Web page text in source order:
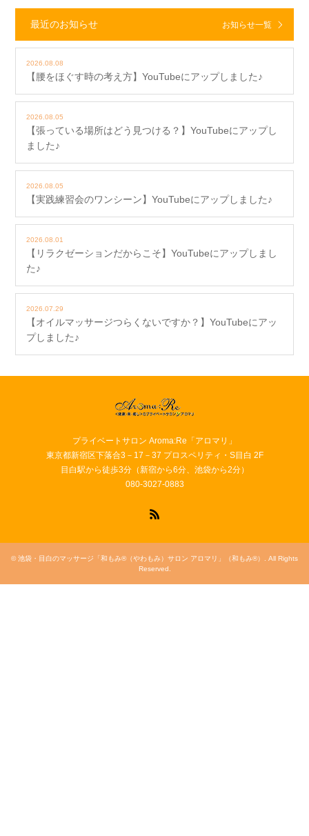
最近のお知らせ お知らせ一覧
2026.08.08
【腰をほぐす時の考え方】YouTubeにアップしました♪
2026.08.05
【張っている場所はどう見つける？】YouTubeにアップし
ました♪
2026.08.05
【実践練習会のワンシーン】YouTubeにアップしました♪
2026.08.01
【リラクゼーションだからこそ】YouTubeにアップしまし
た♪
2026.07.29
【オイルマッサージつらくないですか？】YouTubeにアッ
プしました♪
プライベートサロン Aroma:Re「アロマリ」
東京都新宿区下落合3－17－37 プロスペリティ・S目白 2F
目白駅から徒歩3分（新宿から6分、池袋から2分）
080-3027-0883
©池袋・目白のマッサージ「和もみ®（やわもみ）サロン アロマリ」（和もみ®）
. All Rights
Reserved.